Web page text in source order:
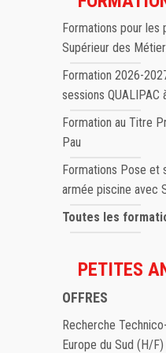
Formations pour les
Supérieur des
Formation 2026-
sessions QUALIPAC
Formation au Titre
Pau
Formations Pose et
armée piscine avec
Toutes les
PETITES
OFFRES
Recherche
Europe du Sud (H/F)